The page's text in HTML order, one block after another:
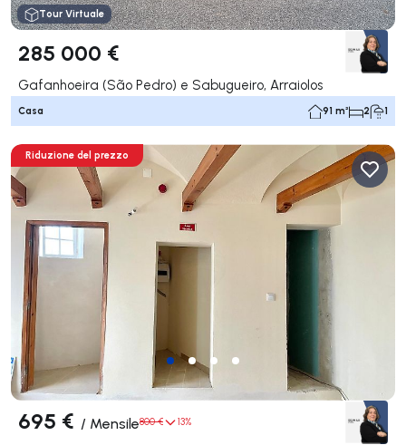
Tour Virtuale
285 000 €
Gafanhoeira (São Pedro) e Sabugueiro, Arraiolos
Casa 91 m² 2 1
Riduzione del prezzo
695 € / Mensile800 € 13%